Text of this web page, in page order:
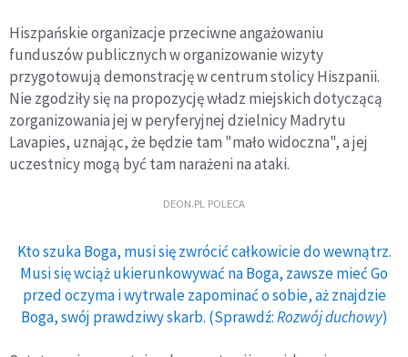
Hiszpańskie organizacje przeciwne angażowaniu
funduszów publicznych w organizowanie wizyty
przygotowują demonstrację w centrum stolicy Hiszpanii.
Nie zgodziły się na propozycję władz miejskich dotyczącą
zorganizowania jej w peryferyjnej dzielnicy Madrytu
Lavapies, uznając, że będzie tam "mało widoczna", a jej
uczestnicy mogą być tam narażeni na ataki.
DEON.PL POLECA
Kto szuka Boga, musi się zwrócić całkowicie do wewnątrz.
Musi się wciąż ukierunkowywać na Boga, zawsze mieć Go
przed oczyma i wytrwale zapominać o sobie, aż znajdzie
Boga, swój prawdziwy skarb. (Sprawdź:Rozwój duchowy)